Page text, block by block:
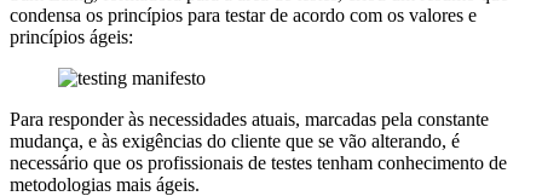
condensa os princípios para testar de acordo com os valores e
princípios ágeis:
Para responder às necessidades atuais, marcadas pela constante
mudança, e às exigências do cliente que se vão alterando, é
necessário que os profissionais de testes tenham conhecimento de
metodologias mais ágeis.